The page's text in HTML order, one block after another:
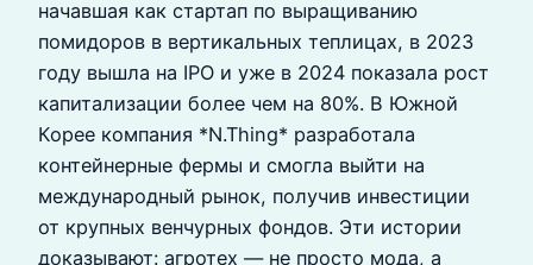
начавшая как стартап по выращиванию
помидоров в вертикальных теплицах, в 2023
году вышла на IPO и уже в 2024 показала рост
капитализации более чем на 80%. В Южной
Корее компания *N.Thing* разработала
контейнерные фермы и смогла выйти на
международный рынок, получив инвестиции
от крупных венчурных фондов. Эти истории
доказывают: агротех — не просто мода, а